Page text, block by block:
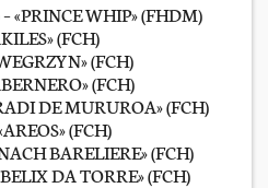
«PRINCE WHIP» (FHDM)
(FCH)
(FCH)
(FCH)
DE MURUROA» (FCH)
(FCH)
BARELIERE» (FCH)
DA TORRE» (FCH)